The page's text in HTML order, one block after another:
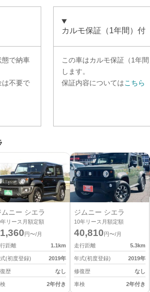
態で納車
は不要で
カルモ保証（1年間）付
この車はカルモ保証（1年間
します。
保証内容についてはこちら
ムニー シエラ
年リース月額定額
円〜/月
距離
1.1km
(初度登録) 2019年
歴 なし
2年付き
ジムニー シエラ
10年リース月額定額
40,810 円〜/月
走行距離
5.3km
年式(初度登録) 2019年
修復歴 なし
車検 2年付き